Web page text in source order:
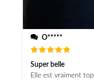
O*****
Note
5
sur 5
Super belle
Elle est vraiment top